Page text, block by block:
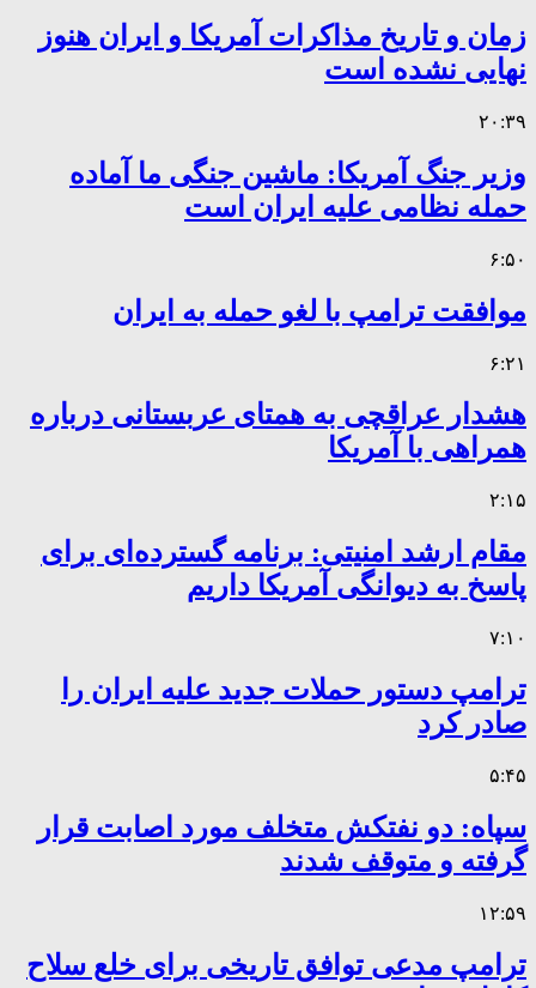
زمان و تاریخ مذاکرات آمریکا و ایران هنوز
نهایی نشده است
۲۰:۳۹
وزیر جنگ آمریکا: ماشین جنگی ما آماده
حمله نظامی علیه ایران است
۶:۵۰
موافقت ترامپ با لغو حمله به ایران
۶:۲۱
هشدار عراقچی به همتای عربستانی درباره
همراهی با آمریکا
۲:۱۵
مقام ارشد امنیتی: برنامه گسترده‌ای برای
پاسخ به دیوانگی آمریکا داریم
۷:۱۰
ترامپ دستور حملات جدید علیه ایران را
صادر کرد
۵:۴۵
سپاه: دو نفتکش متخلف مورد اصابت قرار
گرفته و متوقف شدند
۱۲:۵۹
ترامپ مدعی توافق تاریخی برای خلع سلاح